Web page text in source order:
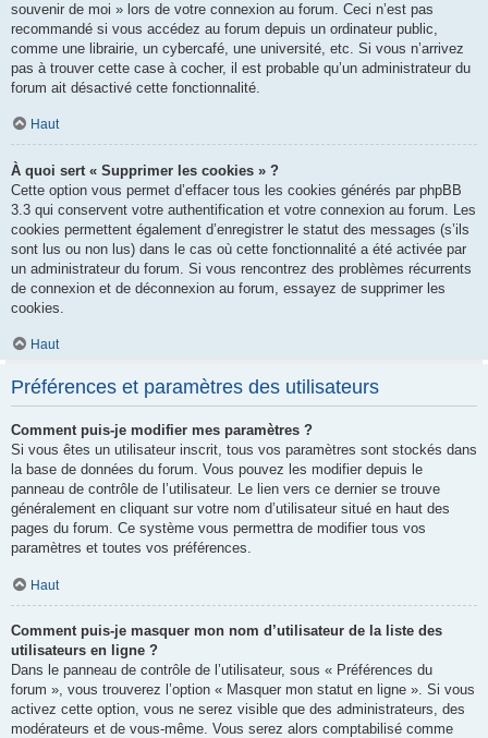
souvenir de moi » lors de votre connexion au forum. Ceci n’est pas
recommandé si vous accédez au forum depuis un ordinateur public,
comme une librairie, un cybercafé, une université, etc. Si vous n’arrivez
pas à trouver cette case à cocher, il est probable qu’un administrateur du
forum ait désactivé cette fonctionnalité.
Haut
À quoi sert « Supprimer les cookies » ?
Cette option vous permet d’effacer tous les cookies générés par phpBB
3.3 qui conservent votre authentification et votre connexion au forum. Les
cookies permettent également d’enregistrer le statut des messages (s’ils
sont lus ou non lus) dans le cas où cette fonctionnalité a été activée par
un administrateur du forum. Si vous rencontrez des problèmes récurrents
de connexion et de déconnexion au forum, essayez de supprimer les
cookies.
Haut
Préférences et paramètres des utilisateurs
Comment puis-je modifier mes paramètres ?
Si vous êtes un utilisateur inscrit, tous vos paramètres sont stockés dans
la base de données du forum. Vous pouvez les modifier depuis le
panneau de contrôle de l’utilisateur. Le lien vers ce dernier se trouve
généralement en cliquant sur votre nom d’utilisateur situé en haut des
pages du forum. Ce système vous permettra de modifier tous vos
paramètres et toutes vos préférences.
Haut
Comment puis-je masquer mon nom d’utilisateur de la liste des
utilisateurs en ligne ?
Dans le panneau de contrôle de l’utilisateur, sous « Préférences du
forum », vous trouverez l’option « Masquer mon statut en ligne ». Si vous
activez cette option, vous ne serez visible que des administrateurs, des
modérateurs et de vous-même. Vous serez alors comptabilisé comme